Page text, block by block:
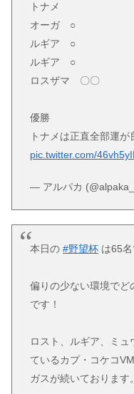
トナメ
オーガ ○
ルギア ○
ルギア ○
ロスザマ 〇〇
優勝
トナメは正直全部運が
pic.twitter.com/
— アルパカ
本日の#野望杯 は65
偏りの少ない環境でど
です！
ロスト、ルギア、ミ
ているカプ・コケコ
ガスが続いております